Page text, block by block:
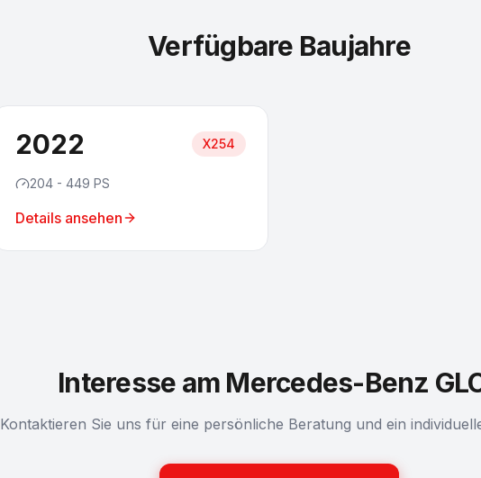
Verfügbare Baujahre
2022 X254
204 - 449 PS
Details ansehen
Interesse am Mercedes-Benz
Kontaktieren Sie uns für eine persönliche Beratung und ein